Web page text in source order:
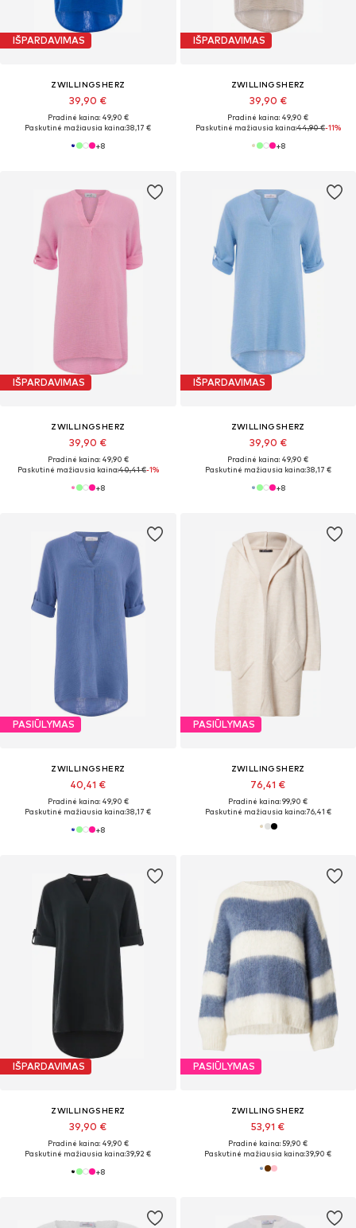
IŠPARDAVIMAS
ZWILLINGSHERZ
39,90 €
Pradinė kaina: 49,90 €
Paskutinė mažiausia kaina:38,17 €
+8
IŠPARDAVIMAS
ZWILLINGSHERZ
39,90 €
Pradinė kaina: 49,90 €
Paskutinė mažiausia kaina:44,90 €-11%
+8
IŠPARDAVIMAS
ZWILLINGSHERZ
39,90 €
Pradinė kaina: 49,90 €
Paskutinė mažiausia kaina:40,41 €-1%
+8
IŠPARDAVIMAS
ZWILLINGSHERZ
39,90 €
Pradinė kaina: 49,90 €
Paskutinė mažiausia kaina:38,17 €
+8
PASIŪLYMAS
ZWILLINGSHERZ
40,41 €
Pradinė kaina: 49,90 €
Paskutinė mažiausia kaina:38,17 €
+8
PASIŪLYMAS
ZWILLINGSHERZ
76,41 €
Pradinė kaina: 99,90 €
Paskutinė mažiausia kaina:76,41 €
IŠPARDAVIMAS
ZWILLINGSHERZ
39,90 €
Pradinė kaina: 49,90 €
Paskutinė mažiausia kaina:39,92 €
+8
PASIŪLYMAS
ZWILLINGSHERZ
53,91 €
Pradinė kaina: 59,90 €
Paskutinė mažiausia kaina:39,90 €